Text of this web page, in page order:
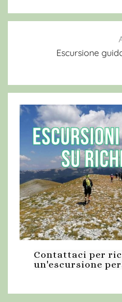
Escursione
Contattaci per
un'escursione